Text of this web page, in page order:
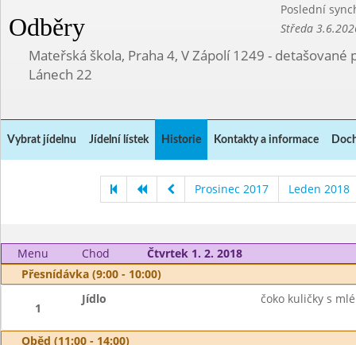
Odběry
Poslední
Středa
Mateřská škola, Praha 4, V Zápolí 1249 - detašované
Lánech 22
Vybrat jídelnu Jídelní lístek Historie Kontakty a informace
Prosinec 2017 Leden 2018
Menu Chod
Čtvrtek 1. 2. 2018
Přesnídávka (9:00 - 10:00)
1
Jídlo čoko kuličky s
Oběd (11:00 - 14:00)